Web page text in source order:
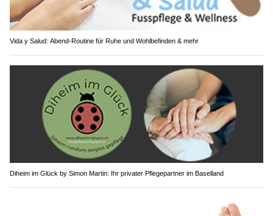
Vida y Salud: Abend-Routine für Ruhe und Wohlbefinden & mehr
Diheim im Glück by Simon Martin: Ihr privater Pflegepartner im Baselland